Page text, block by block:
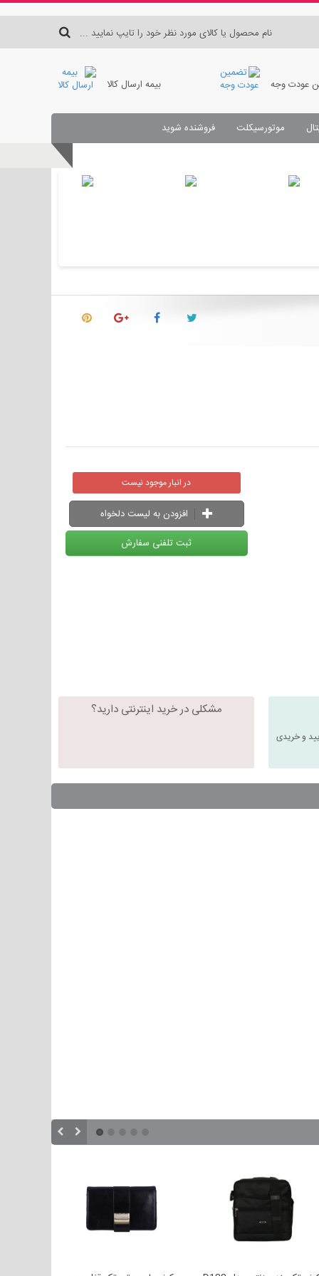
عودت وجه بیمه ارسال کالا
موتورسیکلت فروشنده شوید
در انبار موجود نیست
افزودن به لیست دلخواه
ثبت تلفنی سفارش
و خریدی
مشکلی در خرید اینترنتی دارید؟